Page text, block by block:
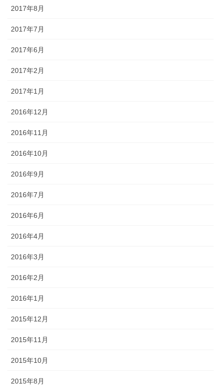
2017年8月
2017年7月
2017年6月
2017年2月
2017年1月
2016年12月
2016年11月
2016年10月
2016年9月
2016年7月
2016年6月
2016年4月
2016年3月
2016年2月
2016年1月
2015年12月
2015年11月
2015年10月
2015年8月